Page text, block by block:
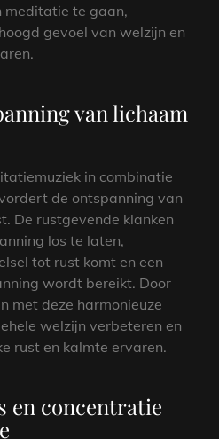
meditatie te gaan,
gevoel van welzijn en
van lichaam
in combinatie
de ontspanning van
De rustgevende klanken
los te laten,
tot rust komt en een
wordt bereikt. Door
met deze harmonieuze
welzijn verbeteren en
rust en kalmte ervaren.
en concentratie